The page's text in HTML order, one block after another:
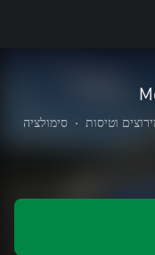
וטיסות • סימולציה